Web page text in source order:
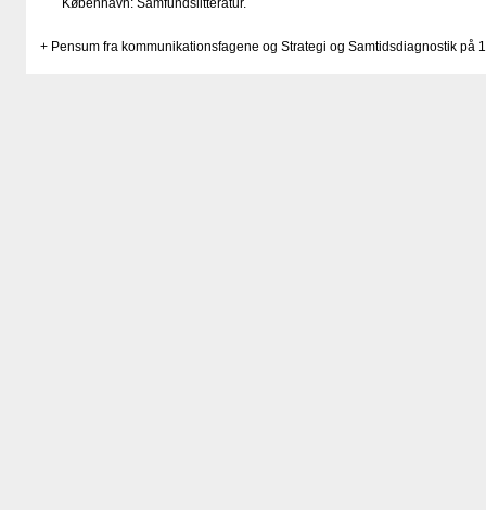
København: Samfundslitteratur.
+ Pensum fra kommunikationsfagene og Strategi og Samtidsdiagnostik på